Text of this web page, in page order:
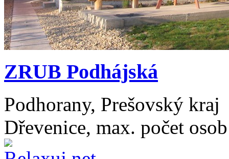
ZRUB Podhájská
Podhorany, Prešovský kraj
Dřevenice, max. počet